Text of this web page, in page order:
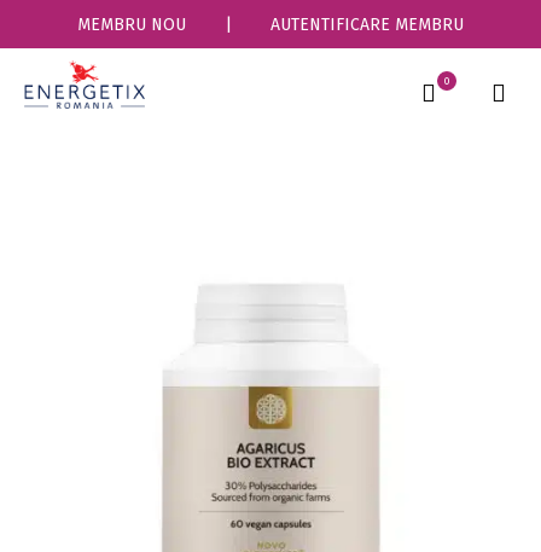
MEMBRU NOU AUTENTIFICARE MEMBRU
0